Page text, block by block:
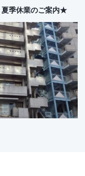
季休業のご案内★